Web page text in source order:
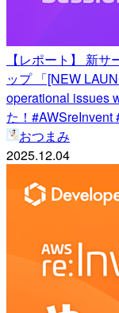
【レポート】 新
ップ 「[NEW
operational issues
た！#AWSreInvent
おつまみ
2025.12.04